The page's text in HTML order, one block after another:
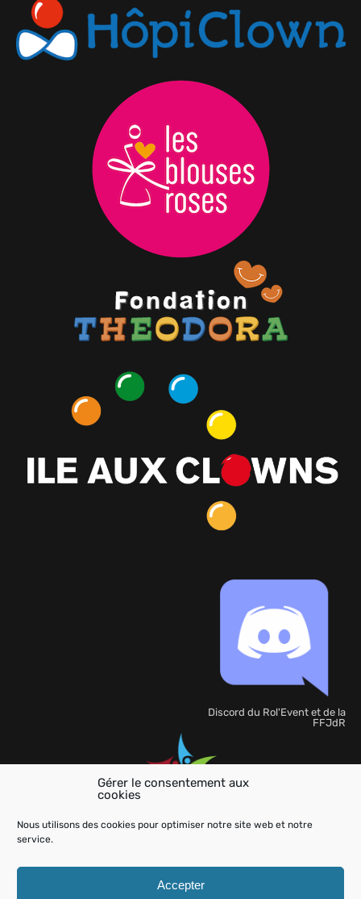
Gérer le consentement aux
cookies
Nous utilisons des cookies pour optimiser notre site web et notre
service.
Accepter
Discord du Rol'Event et de la
FFJdR
de
l'événement